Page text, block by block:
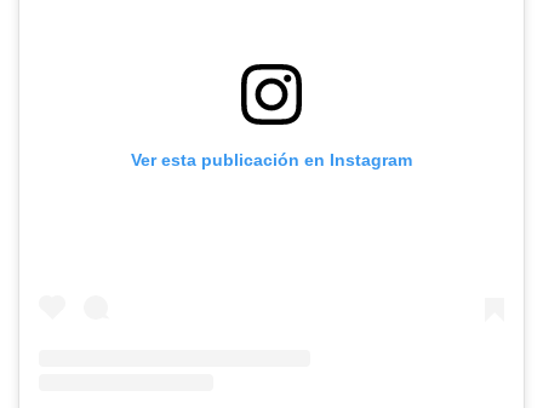
Ver esta publicación en Instagram